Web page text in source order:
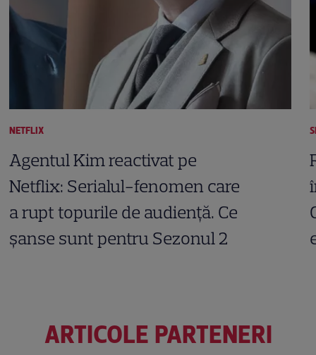
NETFLIX
Agentul Kim reactivat pe
Netflix: Serialul-fenomen care
a rupt topurile de audiență. Ce
șanse sunt pentru Sezonul 2
ARTICOLE PARTENERI